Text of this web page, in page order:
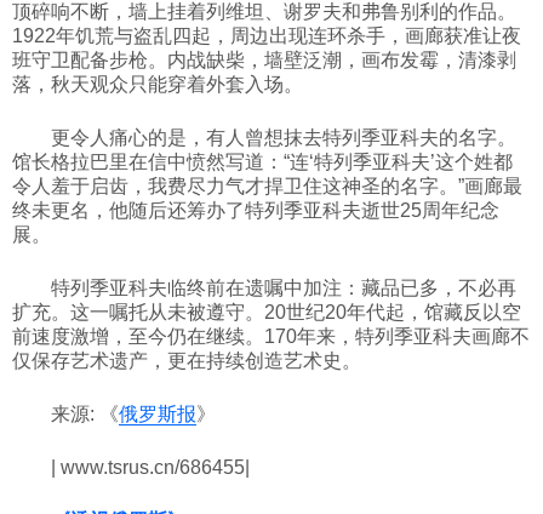
体育
视听
顶碎响不断，墙上挂着列维坦、谢罗夫和弗鲁别利的作品。
1922年饥荒与盗乱四起，周边出现连环杀手，画廊获准让夜
班守卫配备步枪。内战缺柴，墙壁泛潮，画布发霉，清漆剥
落，秋天观众只能穿着外套入场。
更令人痛心的是，有人曾想抹去特列季亚科夫的名字。
馆长格拉巴里在信中愤然写道：“连‘特列季亚科夫’这个姓都
令人羞于启齿，我费尽力气才捍卫住这神圣的名字。”画廊最
终未更名，他随后还筹办了特列季亚科夫逝世25周年纪念
展。
特列季亚科夫临终前在遗嘱中加注：藏品已多，不必再
扩充。这一嘱托从未被遵守。20世纪20年代起，馆藏反以空
前速度激增，至今仍在继续。170年来，特列季亚科夫画廊不
仅保存艺术遗产，更在持续创造艺术史。
来源: 《俄罗斯报》
| www.tsrus.cn/686455|